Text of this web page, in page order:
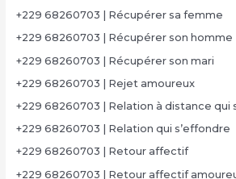
+229 68260703 | Récupérer sa femme
+229 68260703 | Récupérer son homme
+229 68260703 | Récupérer son mari
+229 68260703 | Rejet amoureux
+229 68260703 | Relation à distance qui
+229 68260703 | Relation qui s’effondre
+229 68260703 | Retour affectif
+229 68260703 | Retour affectif